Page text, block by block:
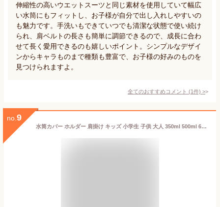
伸縮性の高いウエットスーツと同じ素材を使用していて幅広
い水筒にもフィットし、お子様が自分で出し入れしやすいの
も魅力です。手洗いもできていつでも清潔な状態で使い続け
られ、肩ベルトの長さも簡単に調節できるので、成長に合わ
せて長く愛用できるのも嬉しいポイント。シンプルなデザイ
ンからキャラものまで種類も豊富で、お子様の好みのものを
見つけられますよ。
全てのおすすめコメント (1件) >
no. 9
水筒カバー ホルダー 肩掛け キッズ 小学生 子供 大人 350ml 500ml 600ml 水筒ケース ストラップ・ショルダー付き 水筒 ボトルホルダー サイズ調整可 マルチタイプ 直径5.3?6.5cm可変調整 保温保冷 遠足 入学 通学 累計10万枚個突破